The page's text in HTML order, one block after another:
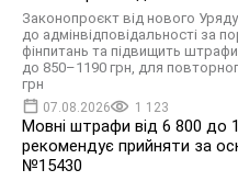
Законопроєкт від нового
до адмінвідповідальності за
фінпитань та підвищить
до 850–1190 грн, для
грн
07.08.2026 1 123
Мовні штрафи від 6 800 до
рекомендує прийняти за
№15430